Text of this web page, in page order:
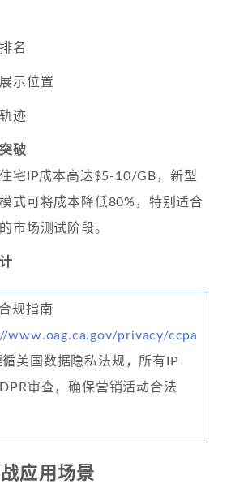
名
示位置
迹
破
宅IP成本高达$5-10/GB，新型
式可将成本降低80%，特别适合
市场测试阶段。
规指南
www.oag.ca.gov/privacy/ccpa
循美国数据隐私法规，所有IP
审查，确保营销活动合法
应用场景